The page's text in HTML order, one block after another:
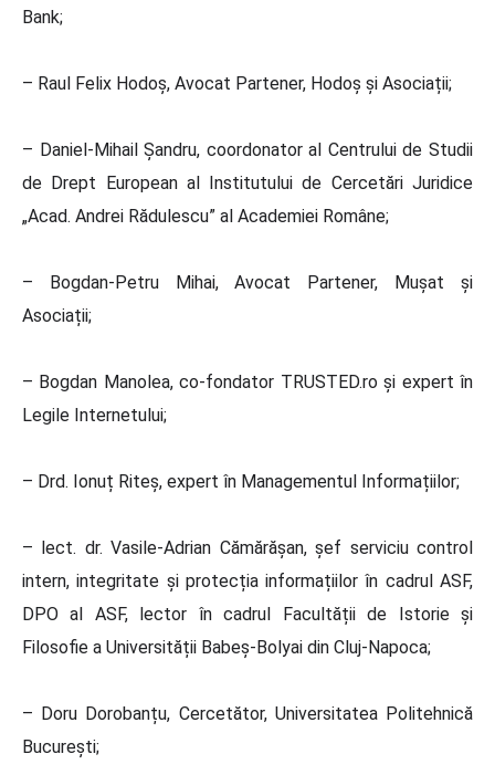
Bank;
– Raul Felix Hodoș, Avocat Partener, Hodoș și Asociații;
– Daniel-Mihail Șandru, coordonator al Centrului de Studii
de Drept European al Institutului de Cercetări Juridice
„Acad. Andrei Rădulescu” al Academiei Române;
– Bogdan-Petru Mihai, Avocat Partener, Mușat și
Asociații;
– Bogdan Manolea, co-fondator TRUSTED.ro și expert în
Legile Internetului;
– Drd. Ionuț Riteș, expert în Managementul Informațiilor;
– lect. dr. Vasile-Adrian Cămărășan, șef serviciu control
intern, integritate și protecția informațiilor în cadrul ASF,
DPO al ASF, lector în cadrul Facultății de Istorie și
Filosofie a Universității Babeș-Bolyai din Cluj-Napoca;
– Doru Dorobanțu, Cercetător, Universitatea Politehnică
București;